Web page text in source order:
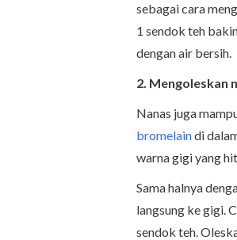
sebagai cara
1 sendok teh
dengan air bersih.
2. Mengoleskan
Nanas juga
bromelaindi
warna gigi yang
Sama halnya
langsung ke gigi.
sendok teh.